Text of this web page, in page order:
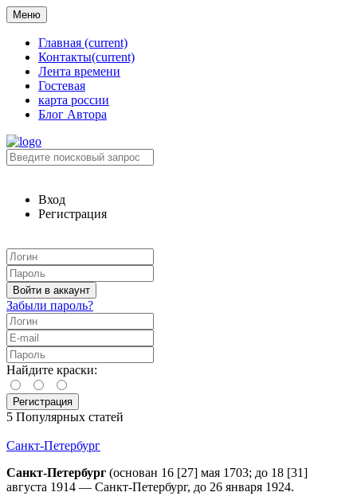
Меню
Главная (current)
Контакты(current)
Лента времени
Гостевая
карта россии
Блог Автора
Вход
Регистрация
Забыли пароль?
Найдите краски:
5 Популярных статей
Санкт-Петербург
Санкт-Петербург (основан 16 [27] мая 1703; до 18 [31]
августа 1914 — Санкт-Петербург, до 26 января 1924.